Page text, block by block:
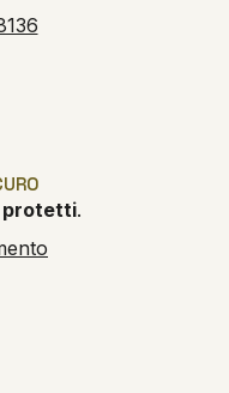
protetti.